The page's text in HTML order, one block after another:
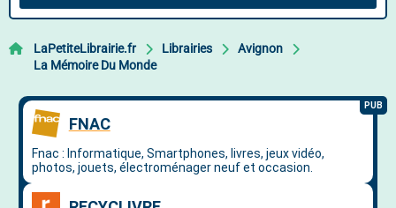
LaPetiteLibrairie.fr Librairies
Avignon
La Mémoire Du Monde